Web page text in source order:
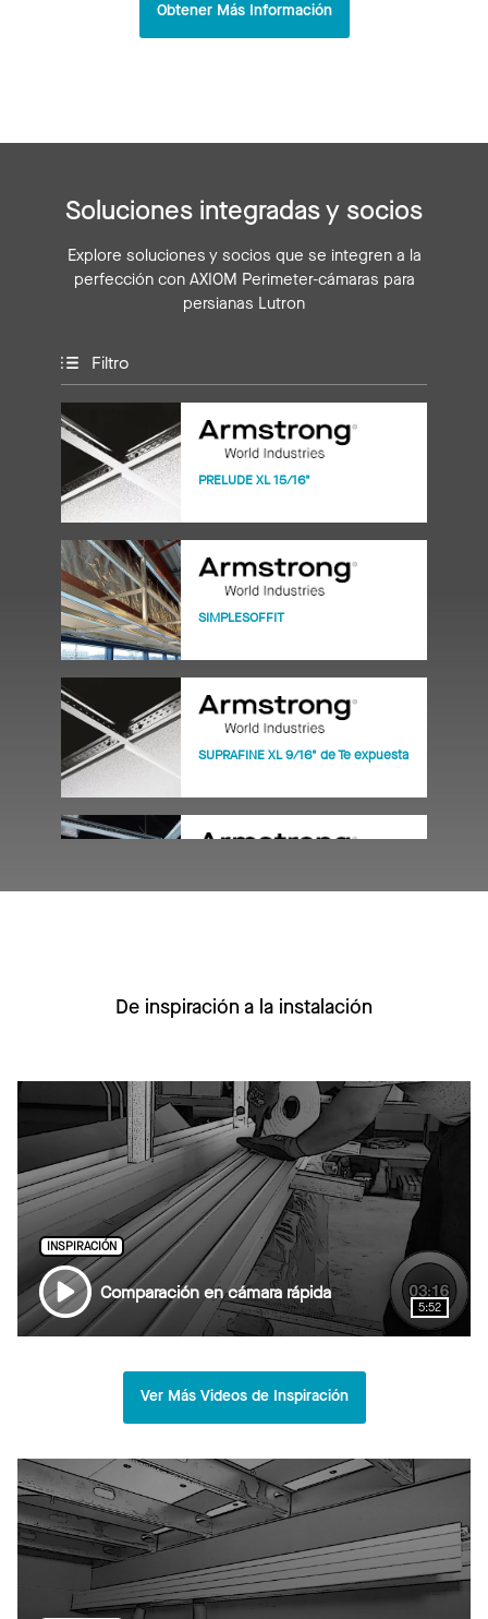
Obtener Más Información
Soluciones integradas y socios
Explore soluciones y socios que se integren a la
perfección con AXIOM Perimeter-cámaras para
persianas Lutron
Filtro
PRELUDE XL 15/16"
SIMPLESOFFIT
SUPRAFINE XL 9/16" de Te expuesta
Sistema de suspensión para panel
De inspiración a la instalación
INSPIRACIÓN
Comparación en cámara rápida
5:52
Ver Más Videos de Inspiración